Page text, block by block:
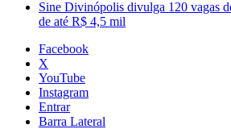
Sine Divinópolis divulga 120 vagas
de até R$ 4,5 mil
Facebook
X
YouTube
Instagram
Entrar
Barra Lateral